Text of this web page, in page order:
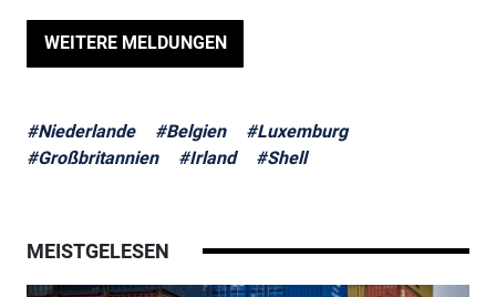
WEITERE MELDUNGEN
#Niederlande #Belgien
#Luxemburg
#Großbritannien
#Irland #Shell
MEISTGELESEN